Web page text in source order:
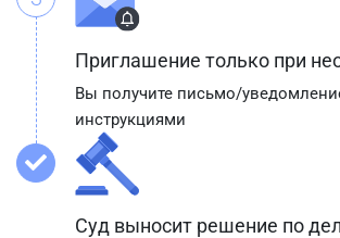
Приглашение только при
Вы получите письмо/
инструкциями
Суд выносит решение по